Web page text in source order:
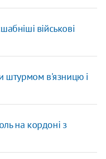
військові
штурмом в'язницю і
на кордоні з